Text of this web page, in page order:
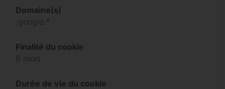
Domaine(s)
.google.*
Finalité du cookie
8 mois
Durée de vie du cookie